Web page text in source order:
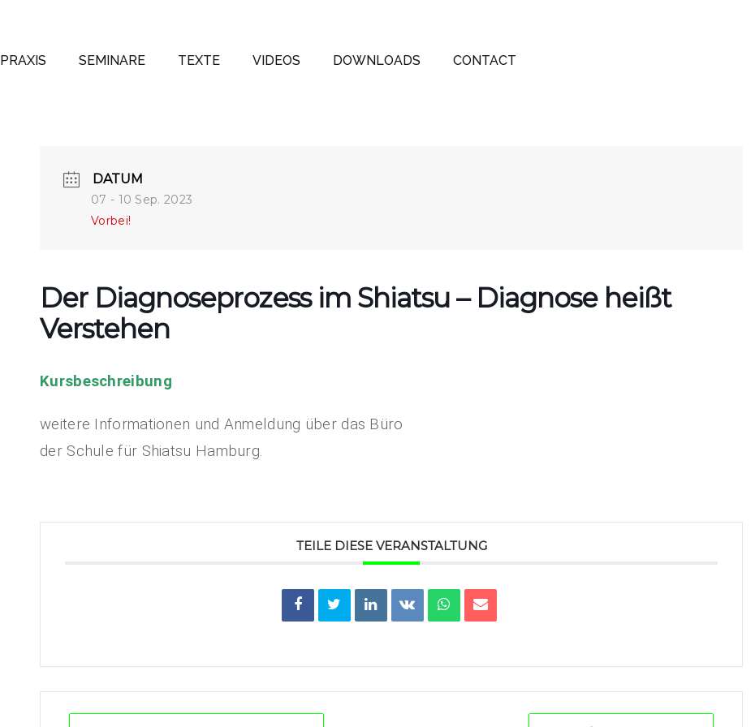
PRAXIS SEMINARE TEXTE VIDEOS DOWNLOADS CONTACT
DATUM
07 - 10 Sep. 2023
Vorbei!
Der Diagnoseprozess im Shiatsu – Diagnose heißt
Verstehen
Kursbeschreibung
weitere Informationen und Anmeldung über das Büro
der Schule für Shiatsu Hamburg.
TEILE DIESE VERANSTALTUNG